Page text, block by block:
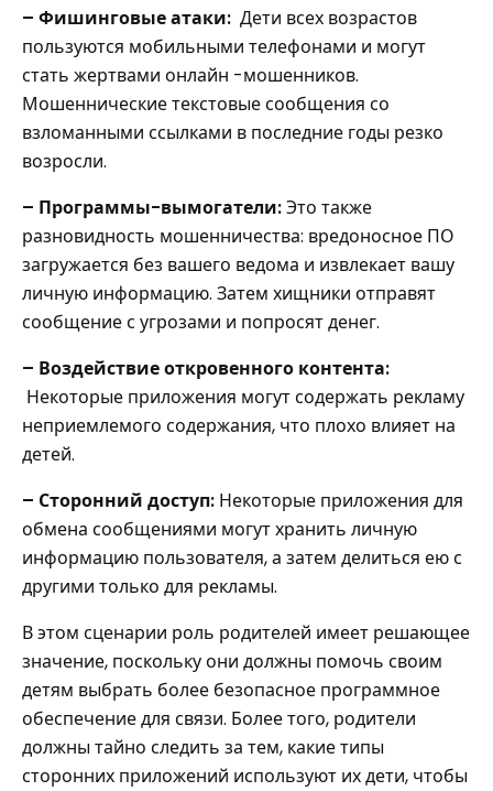
– Фишинговые атаки: Дети всех возрастов
пользуются мобильными телефонами и могут
стать жертвами онлайн -мошенников.
Мошеннические текстовые сообщения со
взломанными ссылками в последние годы резко
возросли.
– Программы-вымогатели:Это также
разновидность мошенничества: вредоносное ПО
загружается без вашего ведома и извлекает вашу
личную информацию. Затем хищники отправят
сообщение с угрозами и попросят денег.
– Воздействие откровенного контента:
Некоторые приложения могут содержать рекламу
неприемлемого содержания, что плохо влияет на
детей.
– Сторонний доступ: Некоторые приложения для
обмена сообщениями могут хранить личную
информацию пользователя, а затем делиться ею с
другими только для рекламы.
В этом сценарии роль родителей имеет решающее
значение, поскольку они должны помочь своим
детям выбрать более безопасное программное
обеспечение для связи. Более того, родители
должны тайно следить за тем, какие типы
сторонних приложений используют их дети, чтобы